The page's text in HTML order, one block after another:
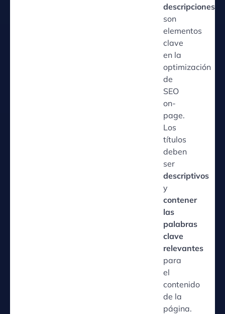
descripciones
son
elementos
clave
en la
optimización
de
SEO
on-
page.
Los
títulos
deben
ser
descriptivos
y
contener
las
palabras
clave
relevantes
para
el
contenido
de la
página.